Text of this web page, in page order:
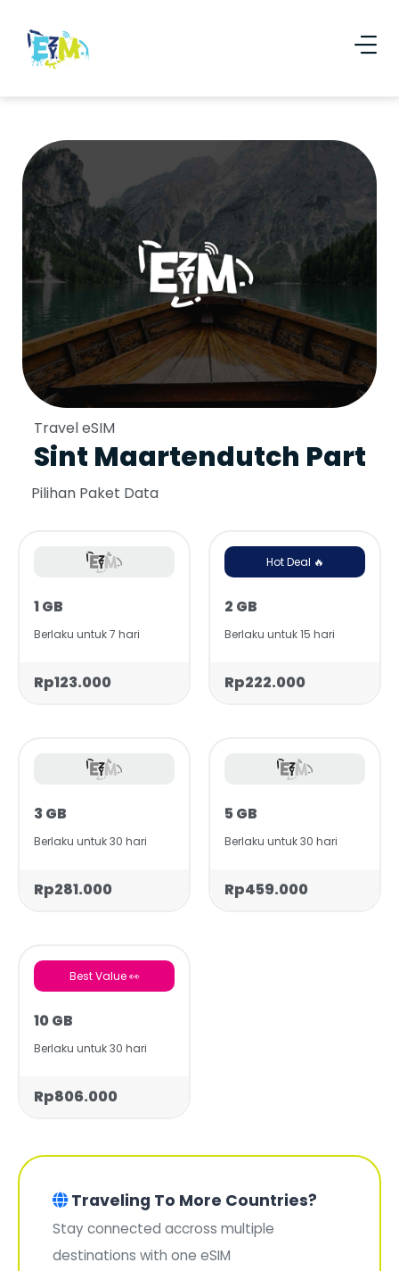
Travel eSIM
Sint Maartendutch Part
Pilihan Paket Data
1 GB
Berlaku untuk 7 hari
Rp123.000
Hot Deal 🔥
2 GB
Berlaku untuk 15 hari
Rp222.000
3 GB
Berlaku untuk 30 hari
Rp281.000
5 GB
Berlaku untuk 30 hari
Rp459.000
Best Value 👀
10 GB
Berlaku untuk 30 hari
Rp806.000
Traveling To More Countries?
Stay connected accross multiple
destinations with one eSIM